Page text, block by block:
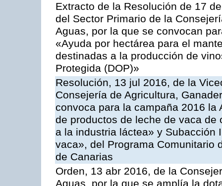
Extracto de la Resolución de 17
del Sector Primario de la
Aguas, por la que se convocan
«Ayuda por hectárea para el
destinadas a la producción de
Protegida (DOP)»
Resolución, 13 jul 2016, de la
Consejería de Agricultura,
convoca para la campaña 2016
de productos de leche de vaca
a la industria láctea» y Subacción
vaca», del Programa Comunitario
de Canarias
Orden, 13 abr 2016, de la